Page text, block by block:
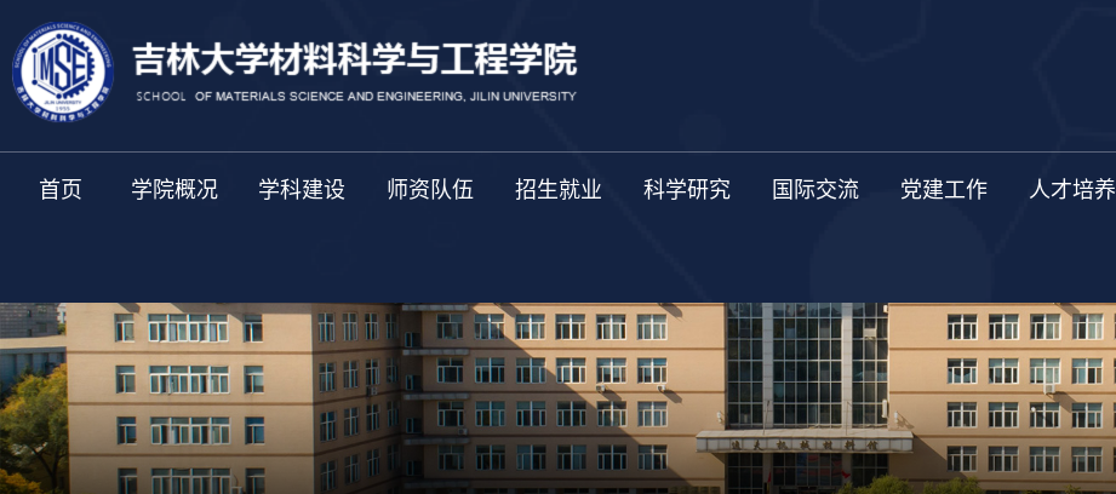
首页 学院概况 学科建设 师资队伍 招生就业 科学研究 国际交流 党建工作 人才培养